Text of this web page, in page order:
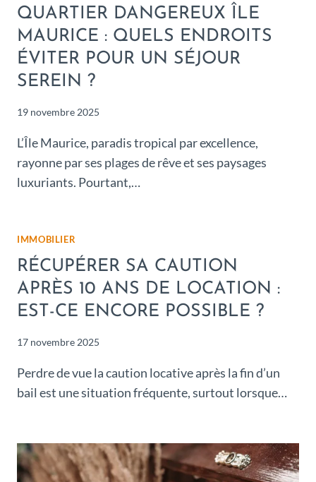
QUARTIER DANGEREUX ÎLE
MAURICE : QUELS ENDROITS
ÉVITER POUR UN SÉJOUR
SEREIN ?
19 novembre 2025
L’Île Maurice, paradis tropical par excellence,
rayonne par ses plages de rêve et ses paysages
luxuriants. Pourtant,…
IMMOBILIER
RÉCUPÉRER SA CAUTION
APRÈS 10 ANS DE LOCATION :
EST-CE ENCORE POSSIBLE ?
17 novembre 2025
Perdre de vue la caution locative après la fin d’un
bail est une situation fréquente, surtout lorsque…